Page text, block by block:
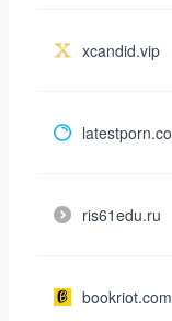
xcandid.vip
latestporn.co
ris61edu.ru
bookriot.com